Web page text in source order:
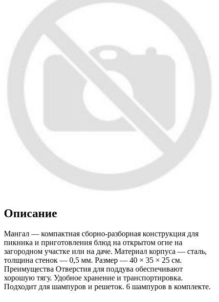
Описание
Мангал — компактная сборно-разборная конструкция для
пикника и приготовления блюд на открытом огне на
загородном участке или на даче. Материал корпуса — сталь,
толщина стенок — 0,5 мм. Размер — 40 × 35 × 25 см.
Преимущества Отверстия для поддува обеспечивают
хорошую тягу. Удобное хранение и транспортировка.
Подходит для шампуров и решеток. 6 шампуров в комплекте.